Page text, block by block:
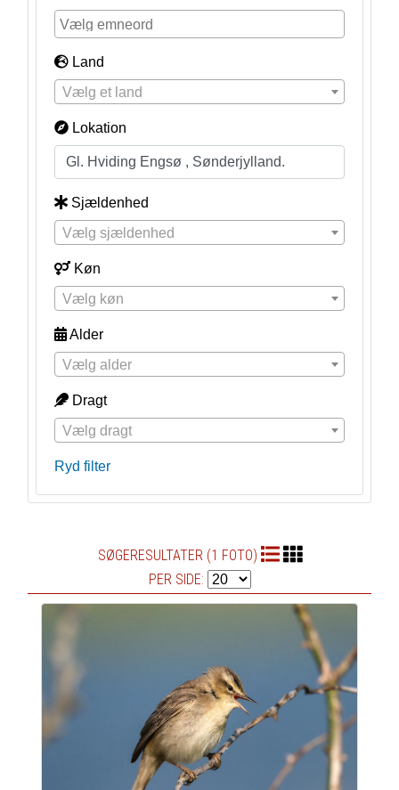
Land
Vælg et land
Lokation
Sjældenhed
Vælg sjældenhed
Køn
Vælg køn
Alder
Vælg alder
Dragt
Vælg dragt
Ryd filter
SØGERESULTATER (1 FOTO)
PER SIDE: